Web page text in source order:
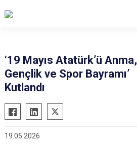
‘19 Mayıs Atatürk’ü Anma,
Gençlik ve Spor Bayramı’
Kutlandı
19.05.2026